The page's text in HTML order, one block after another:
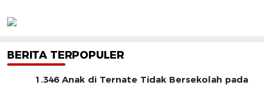
BERITA TERPOPULER
1.346 Anak di Ternate Tidak Bersekolah pada